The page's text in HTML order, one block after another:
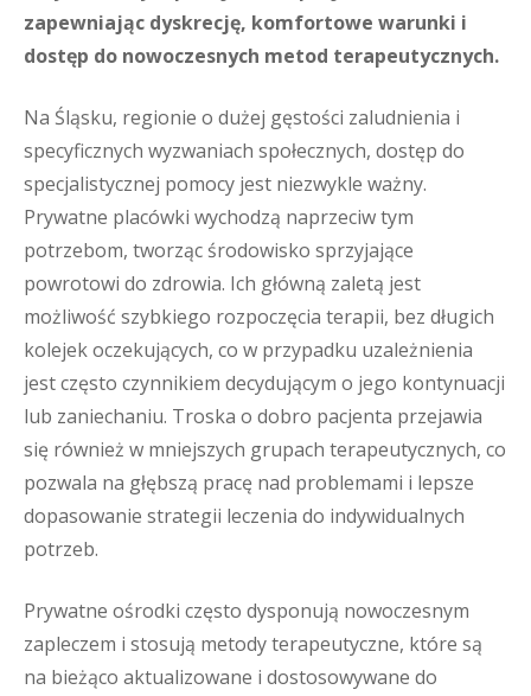
zapewniając dyskrecję, komfortowe warunki i
dostęp do nowoczesnych metod terapeutycznych.
Na Śląsku, regionie o dużej gęstości zaludnienia i
specyficznych wyzwaniach społecznych, dostęp do
specjalistycznej pomocy jest niezwykle ważny.
Prywatne placówki wychodzą naprzeciw tym
potrzebom, tworząc środowisko sprzyjające
powrotowi do zdrowia. Ich główną zaletą jest
możliwość szybkiego rozpoczęcia terapii, bez długich
kolejek oczekujących, co w przypadku uzależnienia
jest często czynnikiem decydującym o jego kontynuacji
lub zaniechaniu. Troska o dobro pacjenta przejawia
się również w mniejszych grupach terapeutycznych, co
pozwala na głębszą pracę nad problemami i lepsze
dopasowanie strategii leczenia do indywidualnych
potrzeb.
Prywatne ośrodki często dysponują nowoczesnym
zapleczem i stosują metody terapeutyczne, które są
na bieżąco aktualizowane i dostosowywane do